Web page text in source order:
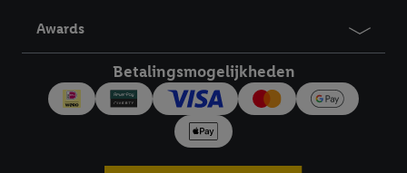
Awards
Betalingsmogelijkheden
tonen. Voor dit doel kan jouw gehashte e-mailadres ook worden
samengevoegd met andere identifiers of met identifiers die
door Criteo S.A. aan jou zijn toegewezen.
Als je hiervoor toestemming geeft, dan kunnen retargeting
advertenties worden weergegeven voor producten waarin je
eerder interesse hebt getoond (bijvoorbeeld door het product
in een winkelmandje van een online winkel te plaatsen maar het